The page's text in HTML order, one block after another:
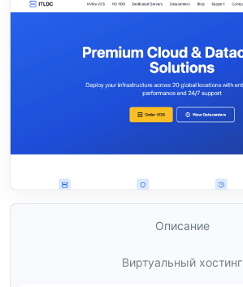
Описание
Виртуальный хостинг